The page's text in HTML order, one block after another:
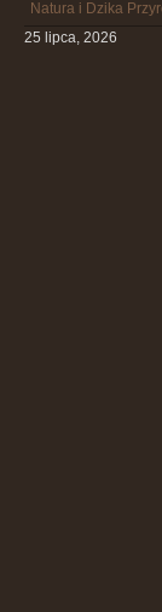
Natura i Dzika
25 lipca, 2026